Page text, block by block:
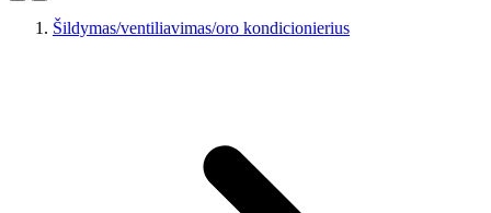
Šildymas/ventiliavimas/oro kondicionierius